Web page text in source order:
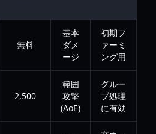
無料
基本
ダメ
ージ
初期フ
ァーミ
ング用
2,500
範囲
攻撃
(AoE)
グルー
プ処理
に有効